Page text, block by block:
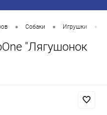
• Собаки • Игрушки •
"Лягушонок